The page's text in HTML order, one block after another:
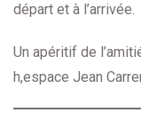
départ et à l’arrivée.
Un apéritif de
h,espace Jean